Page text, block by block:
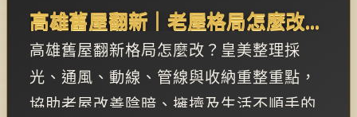
高雄舊屋翻新｜老屋格局怎麼改？
採光、通風、動線與收納重整
高雄舊屋翻新格局怎麼改？皇美整理採
光、通風、動線、管線與收納重整重點，
協助老屋改善陰暗、擁擠及生活不順手的